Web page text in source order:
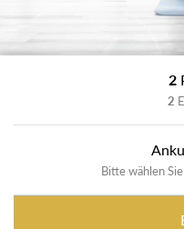
2
2
Bitte wählen